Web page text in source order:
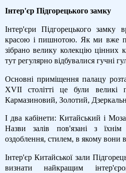
Інтер'єр Підгорецького замку
Інтер'єри Підгорецького замку
красою і пишнотою. Як ми вже
зібрано велику колекцію цінних
тут регулярно відбувалися гучні
Основні приміщення палацу
ХVІІ столітті це були великі
Кармазиновий, Золотий,
І два кабінети: Китайський і
Назви залів пов'язані з їхнім
оздоблення, стилем, в якому вони
Інтер'єр Китайської зали
визнати найкращим